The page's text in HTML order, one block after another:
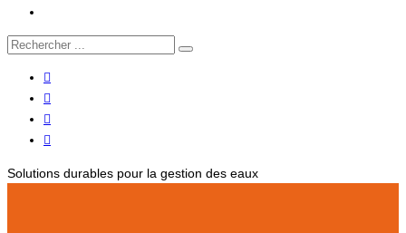
Solutions durables pour la gestion des eaux